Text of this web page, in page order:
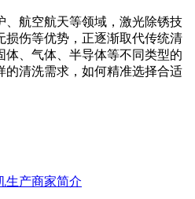
、航空航天等领域，激光除锈技
损伤等优势，正逐渐取代传统清
体、气体、半导体等不同类型的
的清洗需求，如何精准选择合适